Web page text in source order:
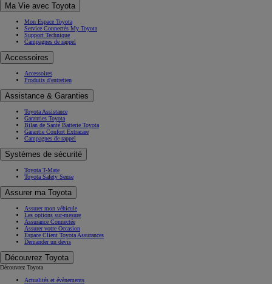
Ma Vie avec Toyota
Mon Espace Toyota
Service Connectés My Toyota
Support Technique
Campagnes de rappel
Accessoires
Accessoires
Produits d'entretien
Assistance & Garanties
Toyota Assistance
Garanties Toyota
Bilan de Santé Batterie Toyota
Garantie Confort Extracare
Campagnes de rappel
Systèmes de sécurité
Toyota T-Mate
Toyota Safety Sense
Assurer ma Toyota
Assurer mon véhicule
Les options sur-mesure
Assurance Connectée
Assurer votre Occasion
Espace Client Toyota Assurances
Demander un devis
Découvrez Toyota
Découvrez Toyota
Actualités et évènements